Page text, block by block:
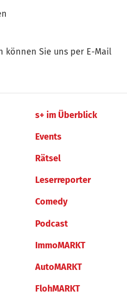
können Sie uns per E-Mail
s+ im Überblick
Events
Rätsel
Leserreporter
Comedy
Podcast
ImmoMARKT
AutoMARKT
FlohMARKT